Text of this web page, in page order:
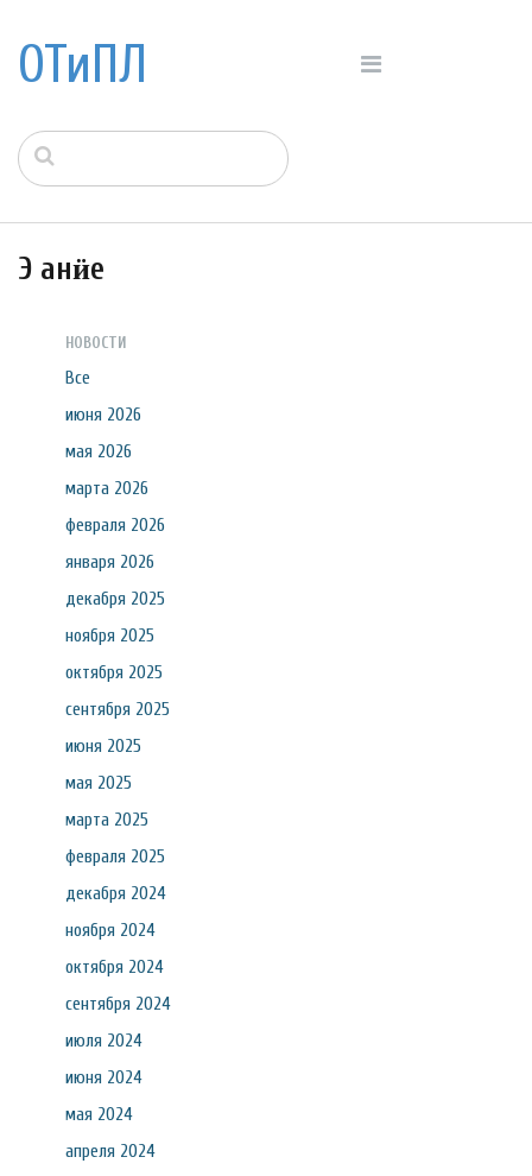
ОТиПЛ
Э анӥе
НОВОСТИ
Все
июня 2026
мая 2026
марта 2026
февраля 2026
января 2026
декабря 2025
ноября 2025
октября 2025
сентября 2025
июня 2025
мая 2025
марта 2025
февраля 2025
декабря 2024
ноября 2024
октября 2024
сентября 2024
июля 2024
июня 2024
мая 2024
апреля 2024